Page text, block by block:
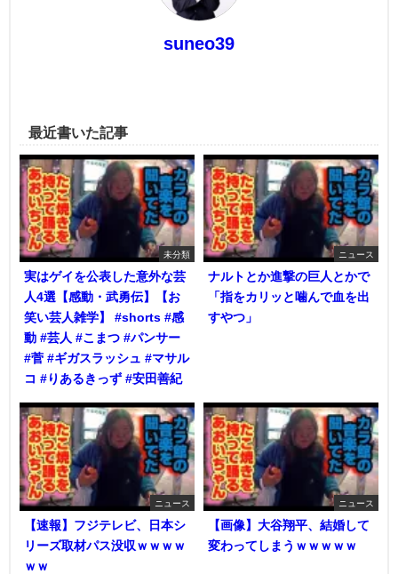
suneo39
最近書いた記事
未分類
実はゲイを公表した意外な芸
人4選【感動・武勇伝】【お
笑い芸人雑学】 #shorts #感
動 #芸人 #こまつ #パンサー
#菅 #ギガスラッシュ #マサル
コ #りあるきっず #安田善紀
ニュース
ナルトとか進撃の巨人とかで
「指をカリッと噛んで血を出
すやつ」
ニュース
【速報】フジテレビ、日本シ
リーズ取材パス没収ｗｗｗｗ
ｗｗ
ニュース
【画像】大谷翔平、結婚して
変わってしまうｗｗｗｗｗ